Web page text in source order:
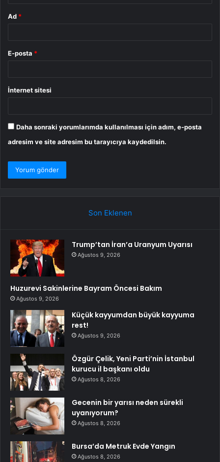
Ad *
E-posta *
İnternet sitesi
Daha sonraki yorumlarımda kullanılması için adım, e-posta
adresim ve site adresim bu tarayıcıya kaydedilsin.
Son Eklenen
Trump’tan İran’a Uranyum Uyarısı
Ağustos 9, 2026
Huzurevi Sakinlerine Bayram Öncesi Bakım
Ağustos 9, 2026
Küçük kayyumdan büyük kayyuma
rest!
Ağustos 9, 2026
Özgür Çelik, Yeni Parti’nin İstanbul
kurucu il başkanı oldu
Ağustos 8, 2026
Gecenin bir yarısı neden sürekli
uyanıyorum?
Ağustos 8, 2026
Bursa’da Metruk Evde Yangın
Ağustos 8, 2026